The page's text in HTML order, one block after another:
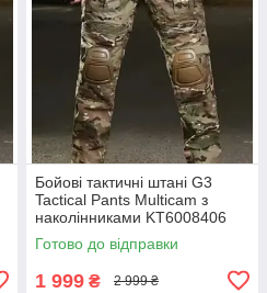
Бойові тактичні штані G3
Tactical Pants Multicam з
наколінниками KT6008406
розмір L
Готово до відправки
1 999 ₴ 2 999 ₴